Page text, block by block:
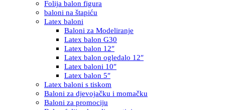
Folija balon figura
baloni na štapiću
Latex baloni
Baloni za Modeliranje
Latex balon G30
Latex balon 12″
Latex balon ogledalo 12″
Latex baloni 10″
Latex balon 5″
Latex baloni s tiskom
Baloni za djevojačku i momačku
Baloni za promociju